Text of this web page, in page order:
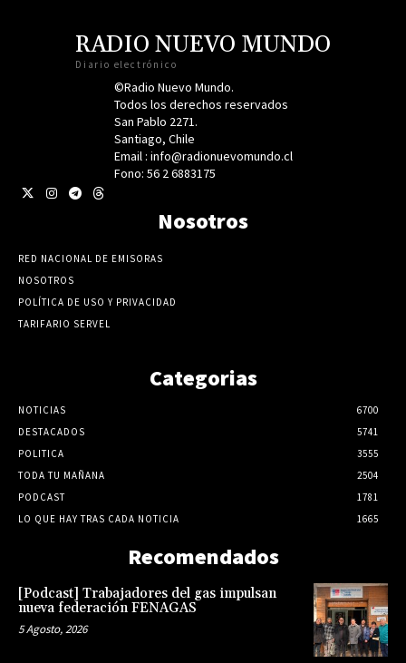
RADIO NUEVO MUNDO
Diario electrónico
©Radio Nuevo Mundo.
Todos los derechos reservados
San Pablo 2271.
Santiago, Chile
Email : info@radionuevomundo.cl
Fono: 56 2 6883175
Nosotros
RED NACIONAL DE EMISORAS
NOSOTROS
POLÍTICA DE USO Y PRIVACIDAD
TARIFARIO SERVEL
Categorias
NOTICIAS
6700
DESTACADOS
5741
POLITICA
3555
TODA TU MAÑANA
2504
PODCAST
1781
LO QUE HAY TRAS CADA NOTICIA
1665
Recomendados
[Podcast] Trabajadores del gas impulsan
nueva federación FENAGAS
5 Agosto, 2026